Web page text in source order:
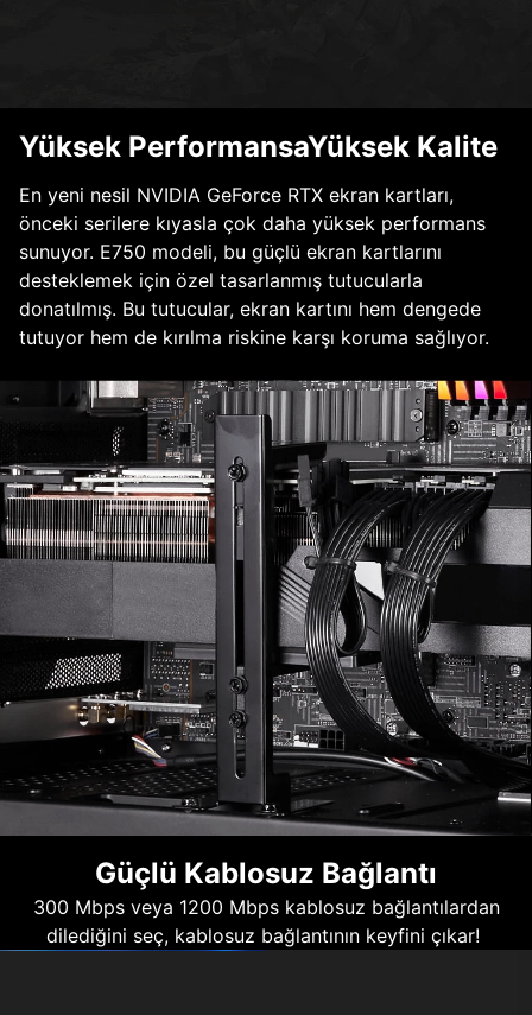
Yüksek PerformansaYüksek Kalite
En yeni nesil NVIDIA GeForce RTX ekran kartları,
önceki serilere kıyasla çok daha yüksek performans
sunuyor. E750 modeli, bu güçlü ekran kartlarını
desteklemek için özel tasarlanmış tutucularla
donatılmış. Bu tutucular, ekran kartını hem dengede
tutuyor hem de kırılma riskine karşı koruma sağlıyor.
Güçlü Kablosuz Bağlantı
300 Mbps veya 1200 Mbps kablosuz bağlantılardan
dilediğini seç, kablosuz bağlantının keyfini çıkar!